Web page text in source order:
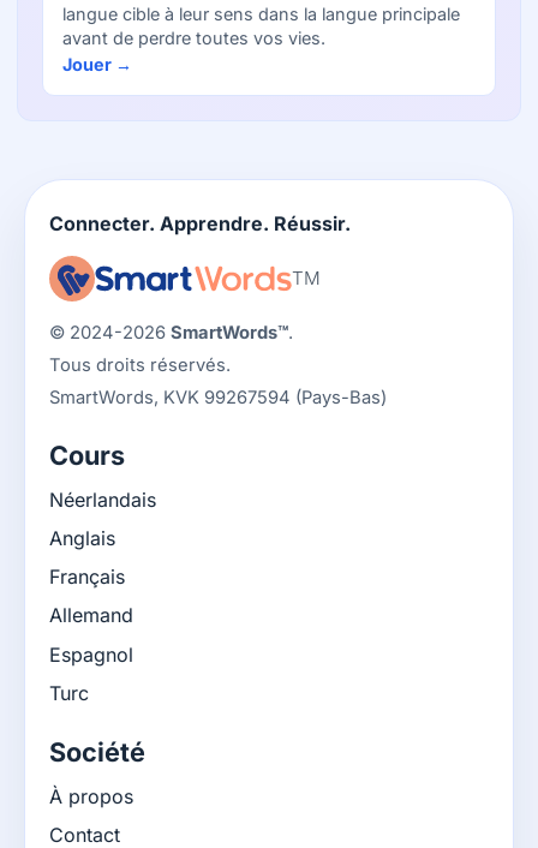
langue cible à leur sens dans la langue principale
avant de perdre toutes vos vies.
Jouer →
Connecter. Apprendre. Réussir.
TM
© 2024-2026 SmartWords™.
Tous droits réservés.
SmartWords, KVK 99267594 (Pays-Bas)
Cours
Néerlandais
Anglais
Français
Allemand
Espagnol
Turc
Société
À propos
Contact